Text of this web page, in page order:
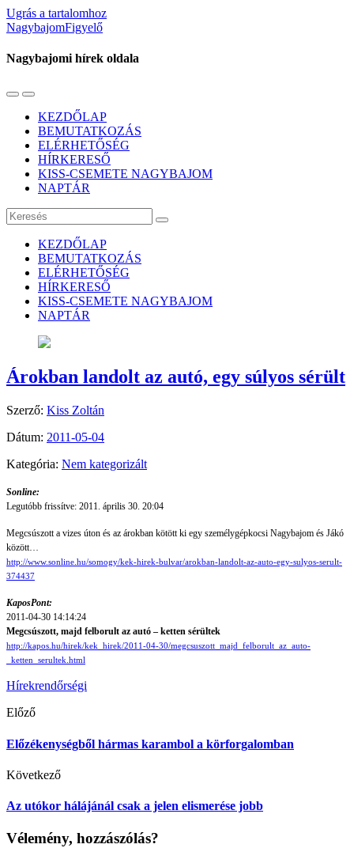
Ugrás a tartalomhoz
NagybajomFigyelő
Nagybajomi hírek oldala
Váltás
mobil
menüre
Használja
keresés
mezőt
KEZDŐLAP
BEMUTATKOZÁS
ELÉRHETŐSÉG
HÍRKERESŐ
KISS-CSEMETE NAGYBAJOM
NAPTÁR
Keresés
KEZDŐLAP
BEMUTATKOZÁS
ELÉRHETŐSÉG
HÍRKERESŐ
KISS-CSEMETE NAGYBAJOM
NAPTÁR
Árokban landolt az autó, egy súlyos sérült
Szerző: Kiss Zoltán
Dátum: 2011-05-04
Kategória: Nem kategorizált
Sonline:
Legutóbb frissítve: 2011. április 30. 20:04
Megcsúszott a vizes úton és az árokban kötött ki egy személygépkocsi Nagybajom és Jákó
között…
http://www.sonline.hu/somogy/kek-hirek-bulvar/arokban-landolt-az-auto-egy-sulyos-serult-
374437
KaposPont:
2011-04-30 14:14:24
Megcsúszott, majd felborult az autó – ketten sérültek
http://kapos.hu/hirek/kek_hirek/2011-04-30/megcsuszott_majd_felborult_az_auto-
_ketten_serultek.html
Hírekrendőrségi
Előző
Előzékenységből hármas karambol a körforgalomban
Következő
Az utókor hálájánál csak a jelen elismerése jobb
Vélemény, hozzászólás?